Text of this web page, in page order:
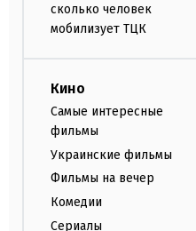
сколько человек
мобилизует ТЦК
Кино
Самые интересные
фильмы
Украинские фильмы
Фильмы на вечер
Комедии
Сериалы